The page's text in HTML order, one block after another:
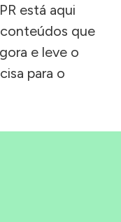
está aqui
que
e leve o
para o